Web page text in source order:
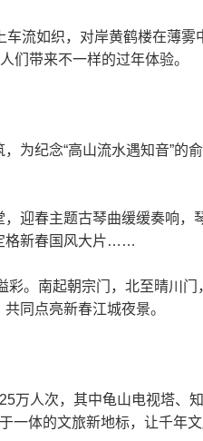
流如织，对岸黄鹤楼在薄
们带来不一样的过年体验。
纪念“高山流水遇知音”的
迎春主题古琴曲缓缓奏响，
格新春国风大片……
南起朝宗门，北至晴川门
同点亮新春江城夜景。
人次，其中龟山电视塔、
一体的文旅新地标，让千年